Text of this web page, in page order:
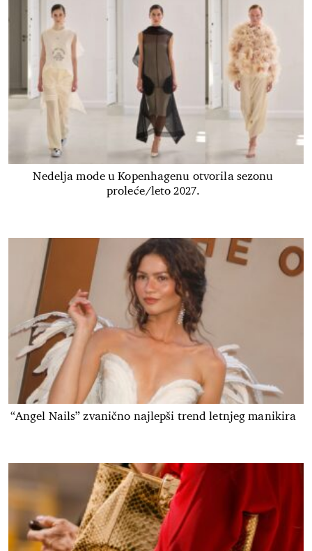
Nedelja mode u Kopenhagenu otvorila sezonu
proleće/leto 2027.
“Angel Nails” zvanično najlepši trend letnjeg manikira